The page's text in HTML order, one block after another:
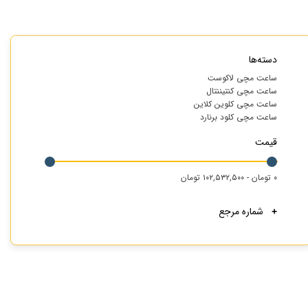
دسته‌ها
ساعت مچی لاکوست
ساعت مچی کنتیننتال
ساعت مچی کلوین کلاین
ساعت مچی کلود برنارد
قیمت
۰ تومان - ۱۰۲,۵۳۲,۵۰۰ تومان
شماره مرجع